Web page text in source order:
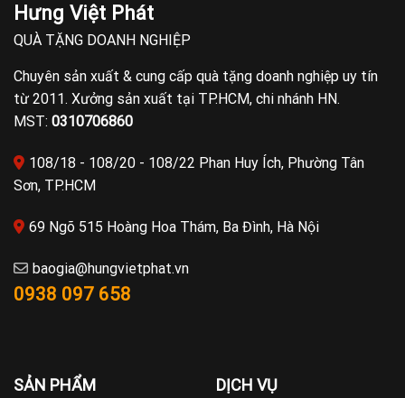
Hưng Việt Phát
QUÀ TẶNG DOANH NGHIỆP
Chuyên sản xuất & cung cấp quà tặng doanh nghiệp uy tín
từ 2011. Xưởng sản xuất tại TP.HCM, chi nhánh HN.
MST: 0310706860
108/18 - 108/20 - 108/22 Phan Huy Ích, Phường Tân
Sơn, TP.HCM
69 Ngõ 515 Hoàng Hoa Thám, Ba Đình, Hà Nội
baogia@hungvietphat.vn
0938 097 658
SẢN PHẨM DỊCH VỤ